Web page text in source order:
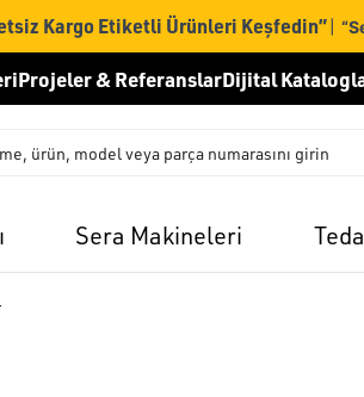
Kargo Etiketli Ürünleri Keşfedin”|
Projeler & ReferanslarDijital
Sera Makineleri